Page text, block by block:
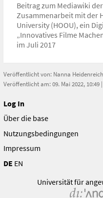
Beitrag zum Mediawiki
Zusammenarbeit mit der
University (HOOU), ein
„Innovatives Filme
im Juli 2017
Veröffentlicht von: Nanna Heidenreich
Veröffentlicht am: 09. Mai 2022, 10:49
Log In
Über die base
Nutzungsbedingungen
Impressum
DE EN
Universität für